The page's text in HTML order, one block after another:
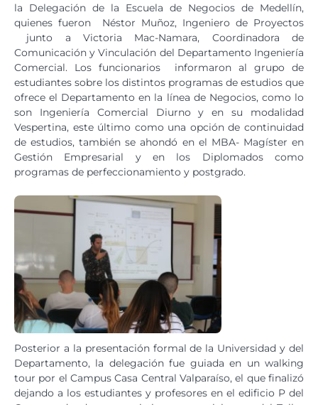
la Delegación de la Escuela de Negocios de Medellín,
quienes fueron Néstor Muñoz, Ingeniero de Proyectos
junto a Victoria Mac-Namara, Coordinadora de
Comunicación y Vinculación del Departamento Ingeniería
Comercial. Los funcionarios informaron al grupo de
estudiantes sobre los distintos programas de estudios que
ofrece el Departamento en la línea de Negocios, como lo
son Ingeniería Comercial Diurno y en su modalidad
Vespertina, este último como una opción de continuidad
de estudios, también se ahondó en el MBA- Magíster en
Gestión Empresarial y en los Diplomados como
programas de perfeccionamiento y postgrado.
Posterior a la presentación formal de la Universidad y del
Departamento, la delegación fue guiada en un walking
tour por el Campus Casa Central Valparaíso, el que finalizó
dejando a los estudiantes y profesores en el edificio P del